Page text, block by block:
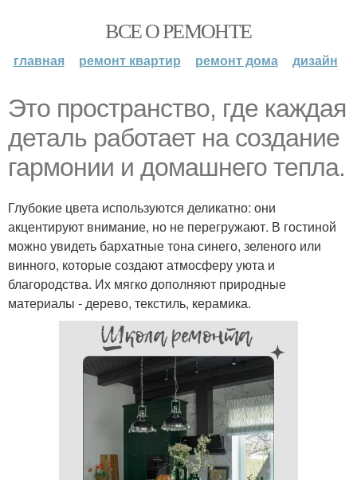
ВСЕ О РЕМОНТЕ
главная ремонт квартир ремонт дома дизайн
Это пространство, где каждая
деталь работает на создание
гармонии и домашнего тепла.
Глубокие цвета используются деликатно: они
акцентируют внимание, но не перегружают. В гостиной
можно увидеть бархатные тона синего, зеленого или
винного, которые создают атмосферу уюта и
благородства. Их мягко дополняют природные
материалы - дерево, текстиль, керамика.